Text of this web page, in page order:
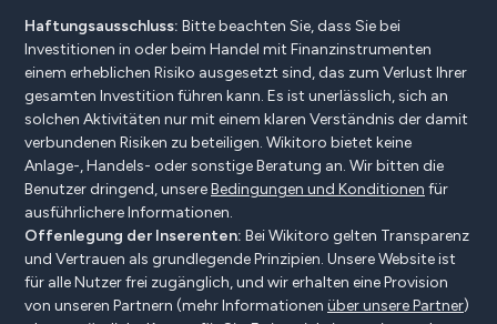
Haftungsausschluss: Bitte beachten Sie, dass Sie bei
Investitionen in oder beim Handel mit Finanzinstrumenten
einem erheblichen Risiko ausgesetzt sind, das zum Verlust Ihrer
gesamten Investition führen kann. Es ist unerlässlich, sich an
solchen Aktivitäten nur mit einem klaren Verständnis der damit
verbundenen Risiken zu beteiligen. Wikitoro bietet keine
Anlage-, Handels- oder sonstige Beratung an. Wir bitten die
Benutzer dringend, unsereBedingungen und Konditionen für
ausführlichere Informationen.
Offenlegung der Inserenten: Bei Wikitoro gelten Transparenz
und Vertrauen als grundlegende Prinzipien. Unsere Website ist
für alle Nutzer frei zugänglich, und wir erhalten eine Provision
von unseren Partnern (mehr Informationen über unsere Partner)